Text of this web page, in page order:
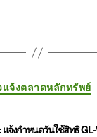
จ้งตลาดหลักทรัพย์
แจ้งกำหนดวันใช้สิทธิ GL-